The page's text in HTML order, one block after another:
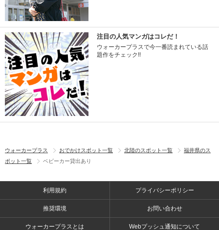
注目の人気マンガはコレだ！
ウォーカープラスで今一番読まれている話
題作をチェック!!
ウォーカープラス おでかけスポット一覧 北陸のスポット一覧
福井県のス
ポット一覧
ベビーカー貸出あり
利用規約 プライバシーポリシー
推奨環境 お問い合わせ
ウォーカープラスとは Webプッシュ通知について